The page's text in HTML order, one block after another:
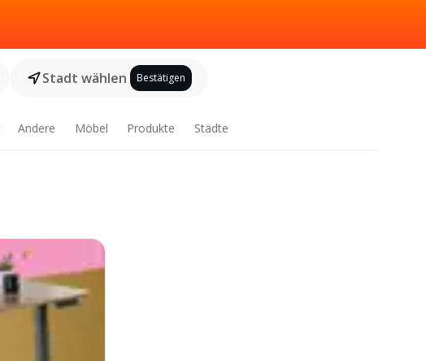
Stadt wählen Bestätigen
Andere Möbel Produkte Städte